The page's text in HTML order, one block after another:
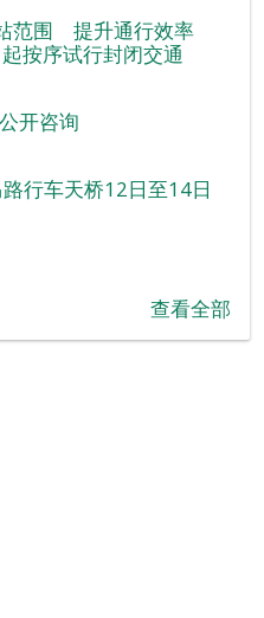
范围 提升通行效率
按序试行封闭交通
开咨询
行车天桥12日至14日
查看全部